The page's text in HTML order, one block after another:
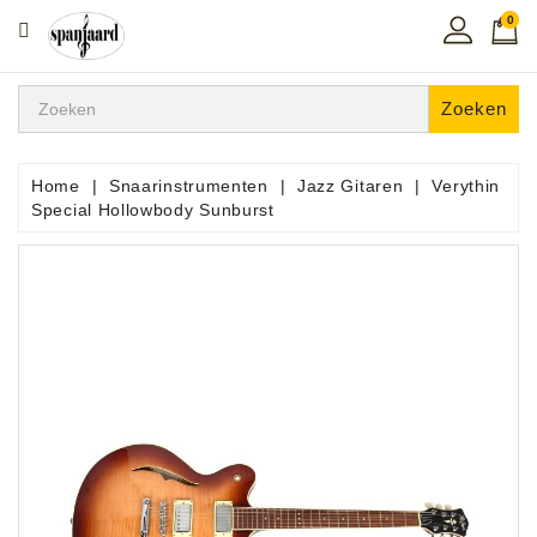
CATEGORIE
Home
In
De
0
Zoeken
Home Snaarinstrumenten Jazz Gitaren
Verythin
Special Hollowbody Sunburst